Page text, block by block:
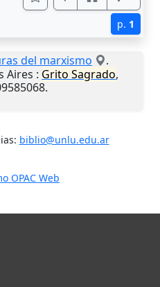
p. 1
del marxismo
.
Aires : Grito Sagrado,
biblio@unlu.edu.ar
OPAC Web